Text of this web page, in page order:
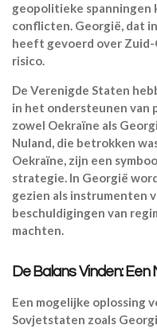
geopolitieke spanningen
conflicten. Georgië, dat
heeft gevoerd over
risico.
De Verenigde Staten
in het ondersteunen van
zowel Oekraïne als
Nuland, die betrokken
Oekraïne, zijn een
strategie. In Georgië
gezien als instrumenten
beschuldigingen van
machten.
De Balans Vinden:
Een mogelijke oplossing
Sovjetstaten zoals